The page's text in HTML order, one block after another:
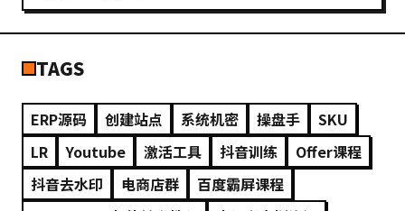
TAGS
ERP源码 创建站点 系统机密 操盘手
SKU
LR
Youtube 激活工具 抖音训练
Offer课程
抖音去水印
电商店群
百度霸屏课程